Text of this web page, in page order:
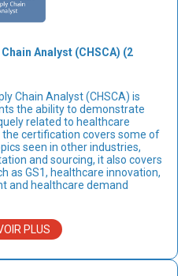
Analyst (CHSCA) (2
Chain Analyst (CHSCA) is
the ability to demonstrate
related to healthcare
the certification covers some of
seen in other industries,
and sourcing, it also covers
as GS1, healthcare innovation,
and healthcare demand
PLUS